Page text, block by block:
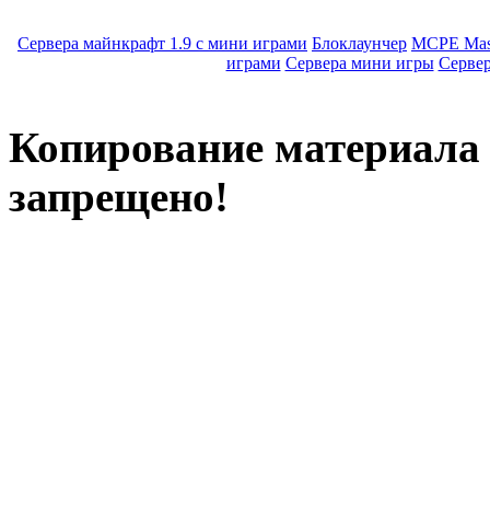
Сервера майнкрафт 1.9 с мини играми Блоклаунчер MCPE
играми Сервера мини игры
Копирование материала
запрещено!